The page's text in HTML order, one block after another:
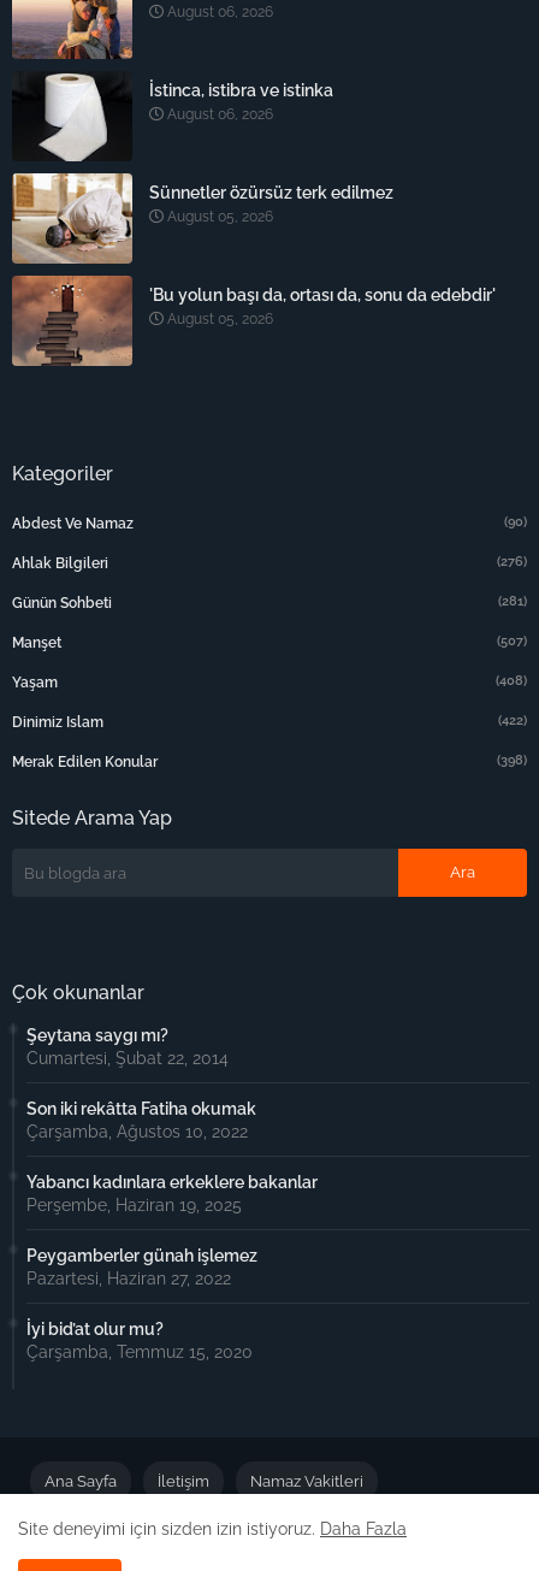
August 06, 2026
İstinca, istibra ve istinka
August 06, 2026
Sünnetler özürsüz terk edilmez
August 05, 2026
'Bu yolun başı da, ortası da, sonu da edebdir'
August 05, 2026
Kategoriler
Abdest Ve Namaz (90)
Ahlak Bilgileri (276)
Günün Sohbeti (281)
Manşet (507)
Yaşam (408)
Dinimiz Islam (422)
Merak Edilen Konular (398)
Sitede Arama Yap
Çok okunanlar
Şeytana saygı mı?
Cumartesi, Şubat 22, 2014
Son iki rekâtta Fatiha okumak
Çarşamba, Ağustos 10, 2022
Yabancı kadınlara erkeklere bakanlar
Perşembe, Haziran 19, 2025
Peygamberler günah işlemez
Pazartesi, Haziran 27, 2022
İyi bid’at olur mu?
Çarşamba, Temmuz 15, 2020
Ana Sayfa İletişim Namaz Vakitleri
Önemli Duyuru
Site deneyimi için sizden izin istiyoruz. Daha Fazla